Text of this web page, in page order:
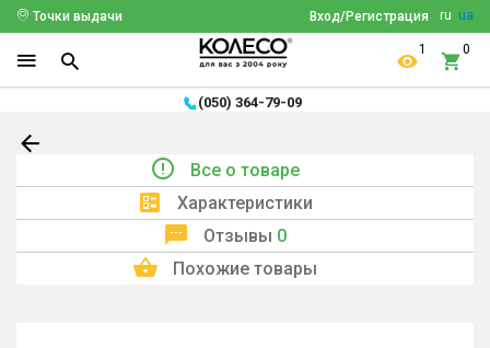
ru ua
Вход/Регистрация
Точки выдачи
1 0
(050) 364-79-09
Все о товаре
Характеристики
Отзывы 0
Похожие товары